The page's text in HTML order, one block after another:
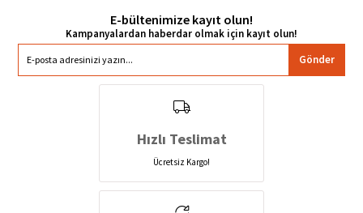
E-bültenimize kayıt olun!
Gönder
Hızlı Teslimat
Ücretsiz Kargo!